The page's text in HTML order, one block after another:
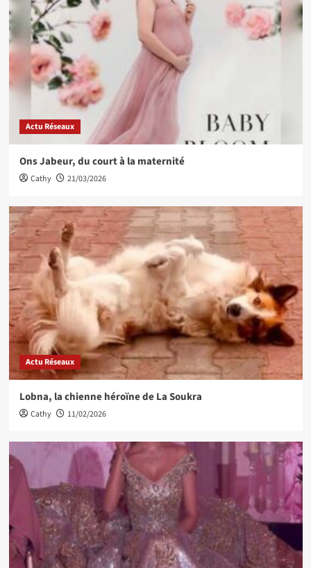
Actu Réseaux
Ons Jabeur, du court à la maternité
Cathy 21/03/2026
Actu Réseaux
Lobna, la chienne héroïne de La Soukra
Cathy 11/02/2026